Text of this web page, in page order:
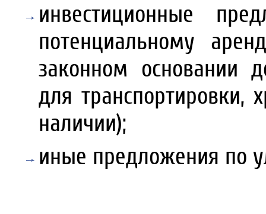
инвестиционные
потенциальному
законном основании
для транспортировки,
наличии);
иные предложения по